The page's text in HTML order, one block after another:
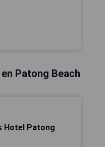
Patong Beach
Hotel Patong